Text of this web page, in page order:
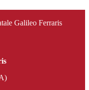
Galileo Ferraris